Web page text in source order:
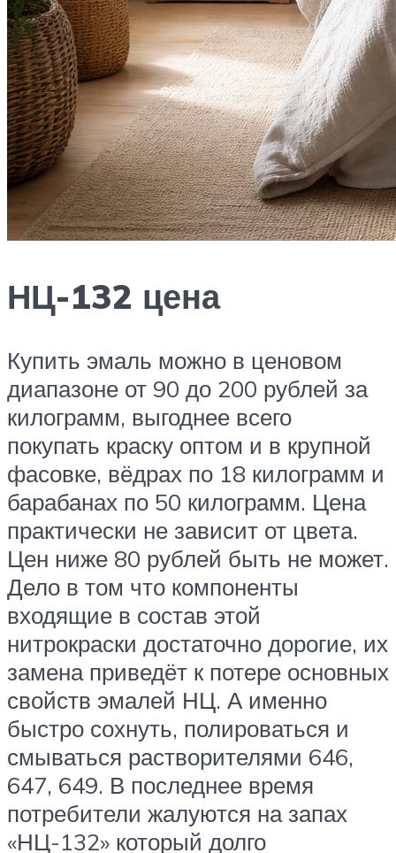
НЦ-132 цена
Купить эмаль можно в ценовом
диапазоне от 90 до 200 рублей за
килограмм, выгоднее всего
покупать краску оптом и в крупной
фасовке, вёдрах по 18 килограмм и
барабанах по 50 килограмм. Цена
практически не зависит от цвета.
Цен ниже 80 рублей быть не может.
Дело в том что компоненты
входящие в состав этой
нитрокраски достаточно дорогие, их
замена приведёт к потере основных
свойств эмалей НЦ. А именно
быстро сохнуть, полироваться и
смываться растворителями 646,
647, 649. В последнее время
потребители жалуются на запах
«НЦ-132» который долго